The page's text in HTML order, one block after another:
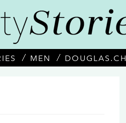
MEN DOUGLAS.CH